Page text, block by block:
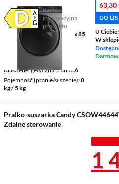
Karta
informacyjna
produktu
Plik w formacie pdf
(otworzy się w nowym oknie)
Wymiary (GxSxW) 55 x 60 x 85
Klasa energetyczna prania z
Klasa energetyczna prania A
Pojemność (pranie/suszenie) 8
kg / 5 kg
63,30
DO
U Ciebie:
W
Pralko-suszarka Candy
Zdalne sterowanie
1